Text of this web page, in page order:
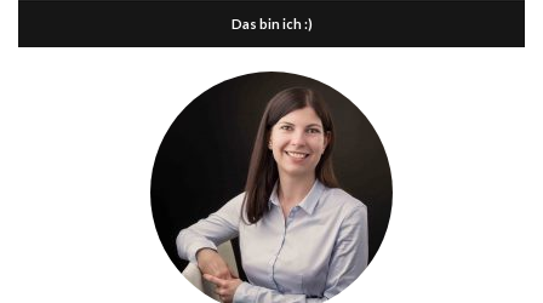
Das bin ich :)